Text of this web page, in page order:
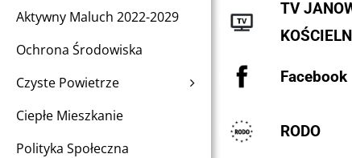
Aktywny Maluch 2022-2029
Ochrona Środowiska
Czyste Powietrze
Ciepłe Mieszkanie
Polityka Społeczna
TV
Facebook
RODO